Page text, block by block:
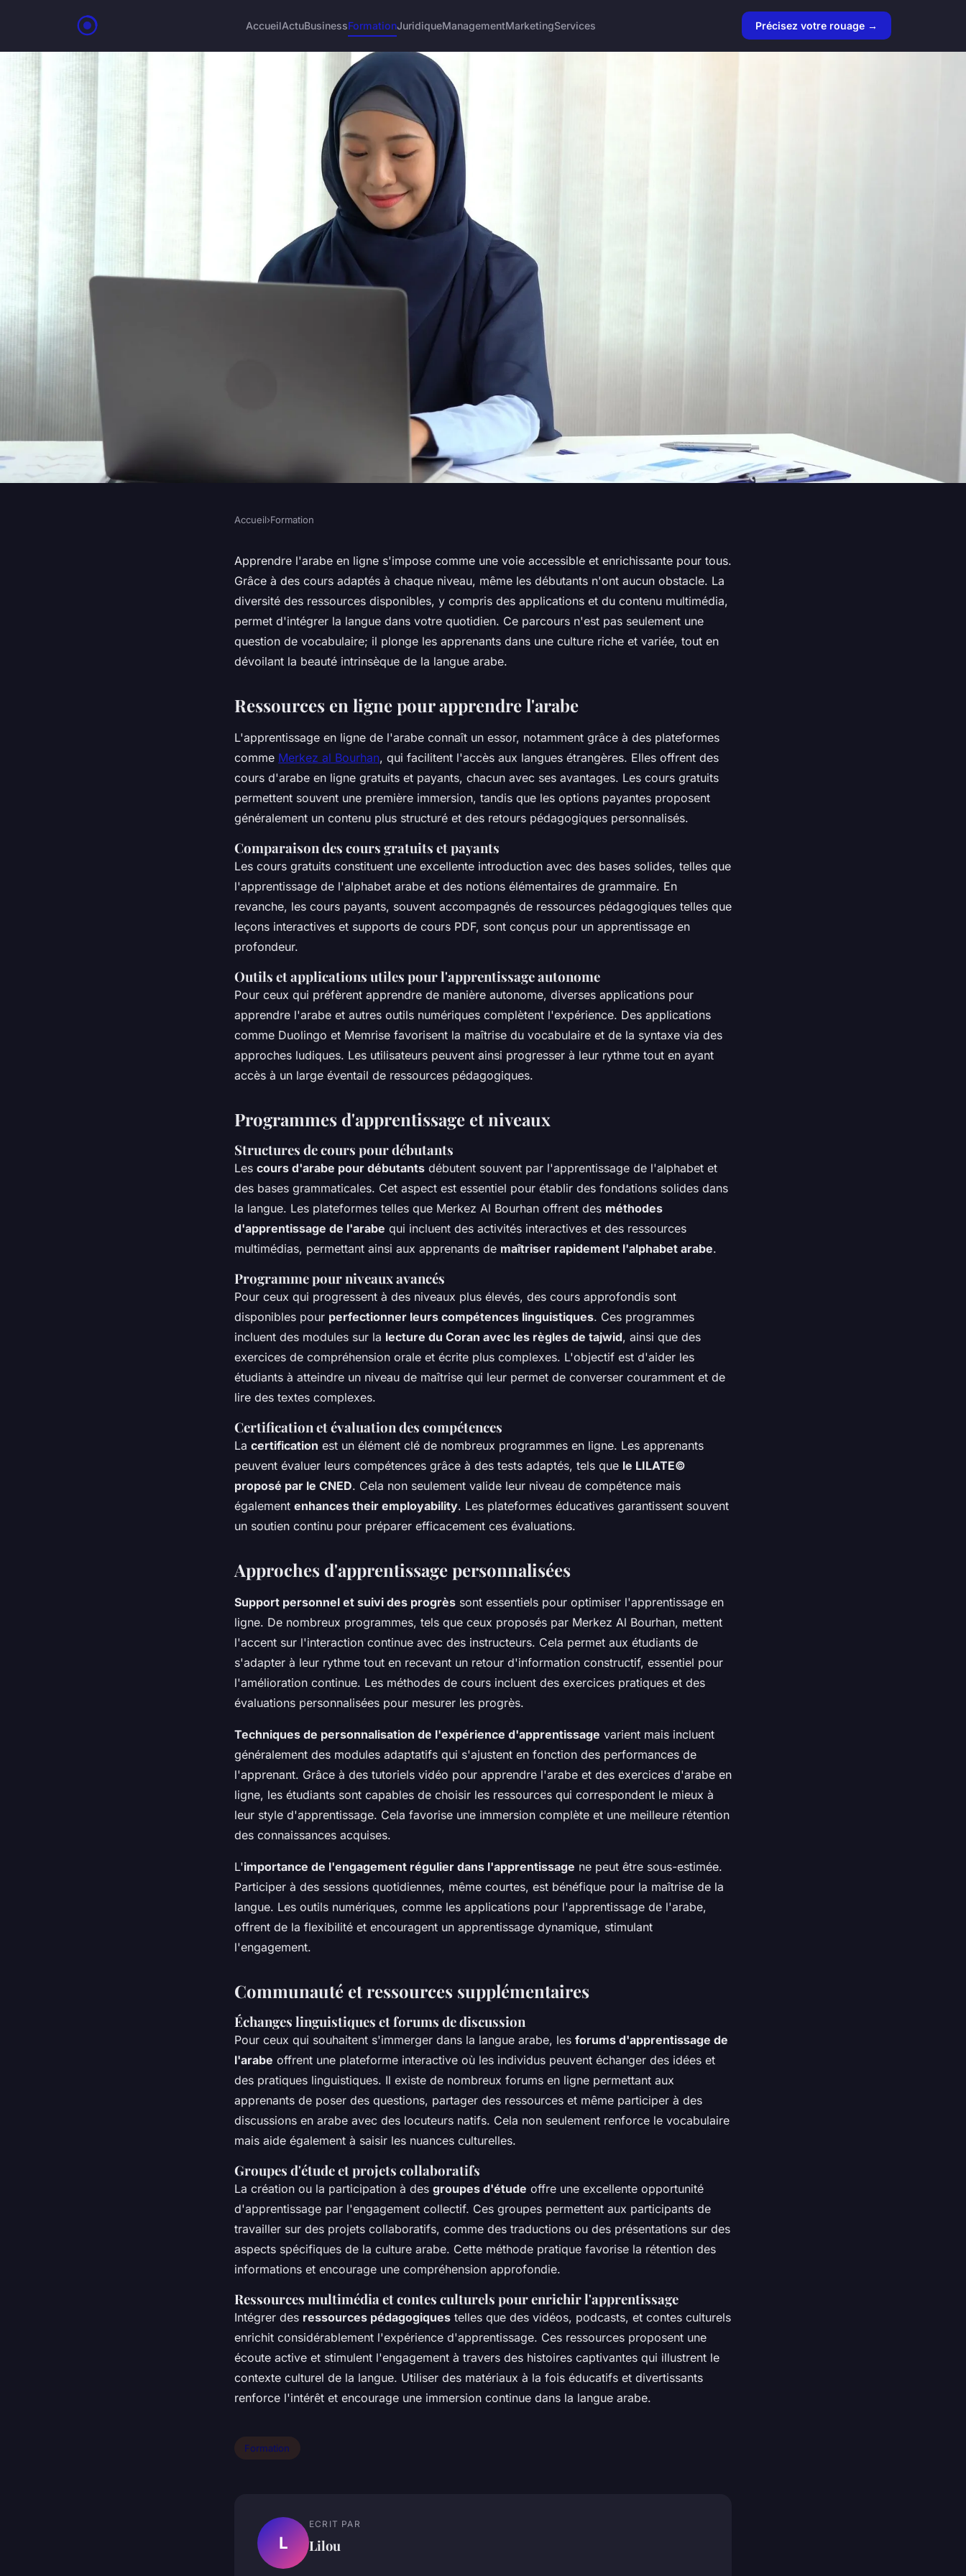
AccueilActuBusinessFormationJuridiqueManagementMarketingServices Précisez votre rouage →
Apprendre l'arabe en ligne : 12 niveaux
pour tous les âges
Accueil›Formation
Apprendre l'arabe en ligne s'impose comme une voie accessible et enrichissante pour tous.
Grâce à des cours adaptés à chaque niveau, même les débutants n'ont aucun obstacle. La
diversité des ressources disponibles, y compris des applications et du contenu multimédia,
permet d'intégrer la langue dans votre quotidien. Ce parcours n'est pas seulement une
question de vocabulaire; il plonge les apprenants dans une culture riche et variée, tout en
dévoilant la beauté intrinsèque de la langue arabe.
Ressources en ligne pour apprendre l'arabe
L'apprentissage en ligne de l'arabe connaît un essor, notamment grâce à des plateformes
comme Merkez al Bourhan, qui facilitent l'accès aux langues étrangères. Elles offrent des
cours d'arabe en ligne gratuits et payants, chacun avec ses avantages. Les cours gratuits
permettent souvent une première immersion, tandis que les options payantes proposent
généralement un contenu plus structuré et des retours pédagogiques personnalisés.
Comparaison des cours gratuits et payants
Les cours gratuits constituent une excellente introduction avec des bases solides, telles que
l'apprentissage de l'alphabet arabe et des notions élémentaires de grammaire. En
revanche, les cours payants, souvent accompagnés de ressources pédagogiques telles que
leçons interactives et supports de cours PDF, sont conçus pour un apprentissage en
profondeur.
Outils et applications utiles pour l'apprentissage autonome
Pour ceux qui préfèrent apprendre de manière autonome, diverses applications pour
apprendre l'arabe et autres outils numériques complètent l'expérience. Des applications
comme Duolingo et Memrise favorisent la maîtrise du vocabulaire et de la syntaxe via des
approches ludiques. Les utilisateurs peuvent ainsi progresser à leur rythme tout en ayant
accès à un large éventail de ressources pédagogiques.
Programmes d'apprentissage et niveaux
Structures de cours pour débutants
Les cours d'arabe pour débutants débutent souvent par l'apprentissage de l'alphabet et
des bases grammaticales. Cet aspect est essentiel pour établir des fondations solides dans
la langue. Les plateformes telles que Merkez Al Bourhan offrent des méthodes
d'apprentissage de l'arabe qui incluent des activités interactives et des ressources
multimédias, permettant ainsi aux apprenants de maîtriser rapidement l'alphabet arabe.
Programme pour niveaux avancés
Pour ceux qui progressent à des niveaux plus élevés, des cours approfondis sont
disponibles pour perfectionner leurs compétences linguistiques. Ces programmes
incluent des modules sur la lecture du Coran avec les règles de tajwid, ainsi que des
exercices de compréhension orale et écrite plus complexes. L'objectif est d'aider les
étudiants à atteindre un niveau de maîtrise qui leur permet de converser couramment et de
lire des textes complexes.
Certification et évaluation des compétences
La certification est un élément clé de nombreux programmes en ligne. Les apprenants
peuvent évaluer leurs compétences grâce à des tests adaptés, tels que le LILATE©
proposé par le CNED. Cela non seulement valide leur niveau de compétence mais
également enhances their employability. Les plateformes éducatives garantissent souvent
un soutien continu pour préparer efficacement ces évaluations.
Approches d'apprentissage personnalisées
Support personnel et suivi des progrès sont essentiels pour optimiser l'apprentissage en
ligne. De nombreux programmes, tels que ceux proposés par Merkez Al Bourhan, mettent
l'accent sur l'interaction continue avec des instructeurs. Cela permet aux étudiants de
s'adapter à leur rythme tout en recevant un retour d'information constructif, essentiel pour
l'amélioration continue. Les méthodes de cours incluent des exercices pratiques et des
évaluations personnalisées pour mesurer les progrès.
Techniques de personnalisation de l'expérience d'apprentissage varient mais incluent
généralement des modules adaptatifs qui s'ajustent en fonction des performances de
l'apprenant. Grâce à des tutoriels vidéo pour apprendre l'arabe et des exercices d'arabe en
ligne, les étudiants sont capables de choisir les ressources qui correspondent le mieux à
leur style d'apprentissage. Cela favorise une immersion complète et une meilleure rétention
des connaissances acquises.
L'importance de l'engagement régulier dans l'apprentissage ne peut être sous-estimée.
Participer à des sessions quotidiennes, même courtes, est bénéfique pour la maîtrise de la
langue. Les outils numériques, comme les applications pour l'apprentissage de l'arabe,
offrent de la flexibilité et encouragent un apprentissage dynamique, stimulant
l'engagement.
Communauté et ressources supplémentaires
Échanges linguistiques et forums de discussion
Pour ceux qui souhaitent s'immerger dans la langue arabe, les forums d'apprentissage de
l'arabe offrent une plateforme interactive où les individus peuvent échanger des idées et
des pratiques linguistiques. Il existe de nombreux forums en ligne permettant aux
apprenants de poser des questions, partager des ressources et même participer à des
discussions en arabe avec des locuteurs natifs. Cela non seulement renforce le vocabulaire
mais aide également à saisir les nuances culturelles.
Groupes d'étude et projets collaboratifs
La création ou la participation à des groupes d'étude offre une excellente opportunité
d'apprentissage par l'engagement collectif. Ces groupes permettent aux participants de
travailler sur des projets collaboratifs, comme des traductions ou des présentations sur des
aspects spécifiques de la culture arabe. Cette méthode pratique favorise la rétention des
informations et encourage une compréhension approfondie.
Ressources multimédia et contes culturels pour enrichir l'apprentissage
Intégrer des ressources pédagogiques telles que des vidéos, podcasts, et contes culturels
enrichit considérablement l'expérience d'apprentissage. Ces ressources proposent une
écoute active et stimulent l'engagement à travers des histoires captivantes qui illustrent le
contexte culturel de la langue. Utiliser des matériaux à la fois éducatifs et divertissants
renforce l'intérêt et encourage une immersion continue dans la langue arabe.
Formation
L
ECRIT PAR
Lilou